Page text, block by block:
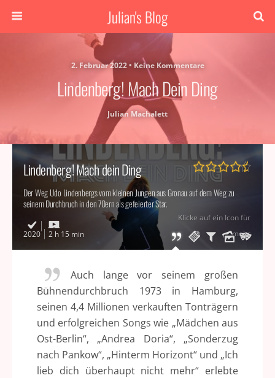
Julian's Blog
2. Februar 2022 • Keine Kommentare
Lindenberg! Mach Dein Ding
Julian Machalett
Lindenberg! Mach dein Ding
Der Weg Udo Lindenbergs vom kleinen Jungen aus Gronau auf dem Weg zu
seinem Durchbruch in den 70ern als gefeierter Star.
2020 2 h 15 min
Klicke auf ein Icon für
mehr
Auch lange vor seinem großen
Bühnendurchbruch 1973 in Hamburg,
seinen 4,4 Millionen verkauften Tonträgern
und erfolgreichen Songs wie „Mädchen aus
Ost-Berlin“, „Andrea Doria“, „Sonderzug
nach Pankow“, „Hinterm Horizont“ und „Ich
lieb dich überhaupt nicht mehr“ erlebte